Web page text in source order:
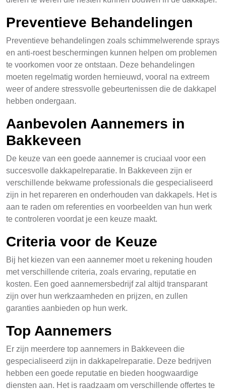
Preventieve Behandelingen
Preventieve behandelingen zoals schimmelwerende sprays
en anti-roest beschermingen kunnen helpen om problemen
te voorkomen voor ze ontstaan. Deze behandelingen
moeten regelmatig worden hernieuwd, vooral na extreem
weer of andere stressvolle gebeurtenissen die de dakkapel
hebben ondergaan.
Aanbevolen Aannemers in
Bakkeveen
De keuze van een goede aannemer is cruciaal voor een
succesvolle dakkapelreparatie. In Bakkeveen zijn er
verschillende bekwame professionals die gespecialiseerd
zijn in het repareren en onderhouden van dakkapels. Het is
aan te raden om referenties en voorbeelden van hun werk
te controleren voordat je een keuze maakt.
Criteria voor de Keuze
Bij het kiezen van een aannemer moet u rekening houden
met verschillende criteria, zoals ervaring, reputatie en
kosten. Een goed aannemersbedrijf zal altijd transparant
zijn over hun werkzaamheden en prijzen, en zullen
garanties aanbieden op hun werk.
Top Aannemers
Er zijn meerdere top aannemers in Bakkeveen die
gespecialiseerd zijn in dakkapelreparatie. Deze bedrijven
hebben een goede reputatie en bieden hoogwaardige
diensten aan. Het is raadzaam om verschillende offertes te